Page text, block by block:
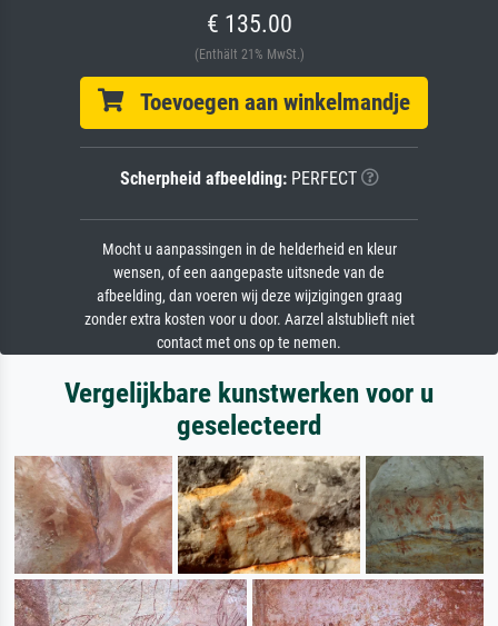
€ 135.00
(Enthält 21% MwSt.)
Toevoegen aan winkelmandje
Scherpheid afbeelding:PERFECT
Mocht u aanpassingen in de helderheid en kleur
wensen, of een aangepaste uitsnede van de
afbeelding, dan voeren wij deze wijzigingen graag
zonder extra kosten voor u door. Aarzel alstublieft niet
contact met ons op te nemen.
Vergelijkbare kunstwerken voor u
geselecteerd